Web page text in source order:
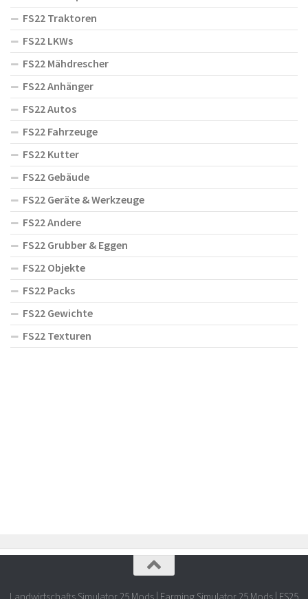
FS22 Traktoren
FS22 LKWs
FS22 Mähdrescher
FS22 Anhänger
FS22 Autos
FS22 Fahrzeuge
FS22 Kutter
FS22 Gebäude
FS22 Geräte & Werkzeuge
FS22 Andere
FS22 Grubber & Eggen
FS22 Objekte
FS22 Packs
FS22 Gewichte
FS22 Texturen